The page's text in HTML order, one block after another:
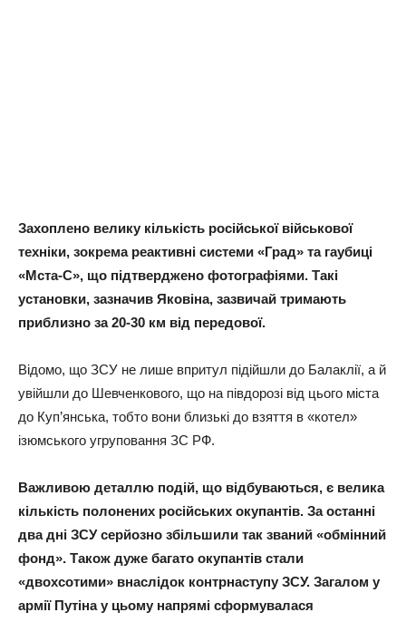
Захоплено велику кількість російської військової
техніки, зокрема реактивні системи «Град» та гаубиці
«Мста-С», що підтверджено фотографіями. Такі
установки, зазначив Яковіна, зазвичай тримають
приблизно за 20-30 км від передової.
Відомо, що ЗСУ не лише впритул підійшли до Балаклії, а й
увійшли до Шевченкового, що на півдорозі від цього міста
до Куп’янська, тобто вони близькі до взяття в «котел»
ізюмського угруповання ЗС РФ.
Важливою деталлю подій, що відбуваються, є велика
кількість полонених російських окупантів. За останні
два дні ЗСУ серйозно збільшили так званий «обмінний
фонд». Також дуже багато окупантів стали
«двохсотими» внаслідок контрнаступу ЗСУ. Загалом у
армії Путіна у цьому напрямі сформувалася